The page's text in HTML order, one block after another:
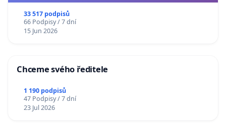
33 517 podpisů
66 Podpisy / 7 dní
15 Jun 2026
Chceme svého ředitele
1 190 podpisů
47 Podpisy / 7 dní
23 Jul 2026